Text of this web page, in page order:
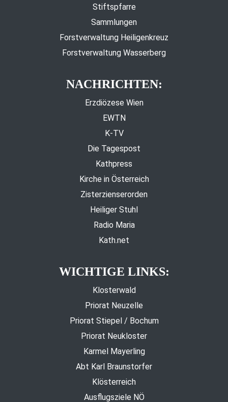
Stiftspfarre
Sammlungen
Forstverwaltung Heiligenkreuz
Forstverwaltung Wasserberg
NACHRICHTEN:
Erzdiözese Wien
EWTN
K-TV
Die Tagespost
Kathpress
Kirche in Österreich
Zisterzienserorden
Heiliger Stuhl
Radio Maria
Kath.net
WICHTIGE LINKS:
Klosterwald
Priorat Neuzelle
Priorat Stiepel / Bochum
Priorat Neukloster
Karmel Mayerling
Abt Karl Braunstorfer
Klösterreich
Ausflugsziele NÖ